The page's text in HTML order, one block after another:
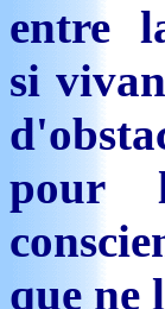
entre
si
pour
que ne